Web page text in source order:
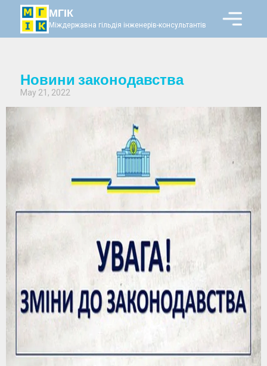
МГІК
Міждержавна гільдія інженерів-консультантів
Новини законодавства
May 21, 2022